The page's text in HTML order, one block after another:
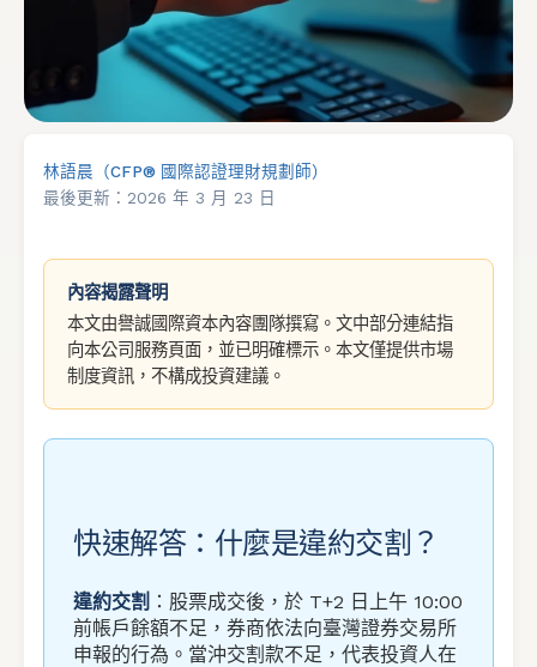
林語晨（CFP® 國際認證理財規劃師）
最後更新： 2026 年 3 月 23 日
內容揭露聲明
本文由譽誠國際資本內容團隊撰寫。文中部分連結指
向本公司服務頁面，並已明確標示。本文僅提供市場
制度資訊，不構成投資建議。
快速解答：什麼是違約交割？
違約交割 ：股票成交後，於 T+2 日上午 10:00
前帳戶餘額不足，券商依法向臺灣證券交易所
申報的行為。當沖交割款不足，代表投資人在